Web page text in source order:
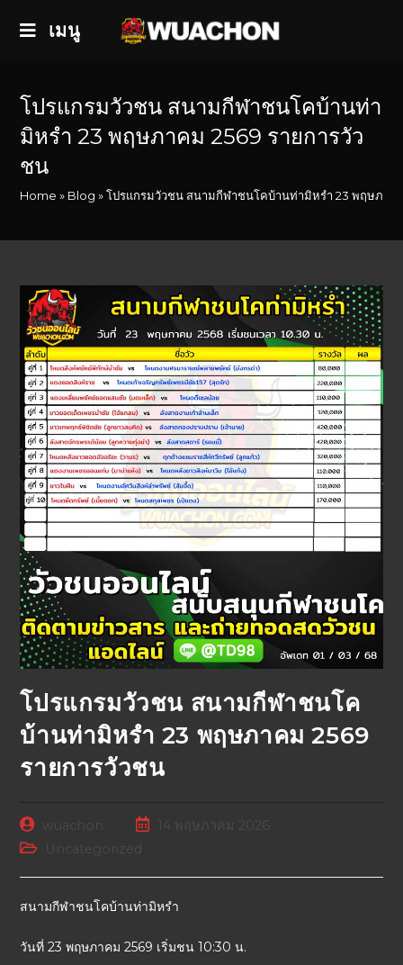
เมนู
โปรแกรมวัวชน สนามกีฬาชนโคบ้านท่า
มิหรำ 23 พฤษภาคม 2569 รายการวัว
ชน
Home » Blog »โปรแกรมวัวชน สนามกีฬาชนโคบ้านท่ามิหรำ 23 พฤษภาค
โปรแกรมวัวชน สนามกีฬาชนโค
บ้านท่ามิหรำ 23 พฤษภาคม 2569
รายการวัวชน
14 พฤษภาคม 2026
Uncategorized
สนามกีฬาชนโคบ้านท่ามิหรำ
วันที่ 23 พฤษภาคม 2569 เริ่มชน 10:30 น.